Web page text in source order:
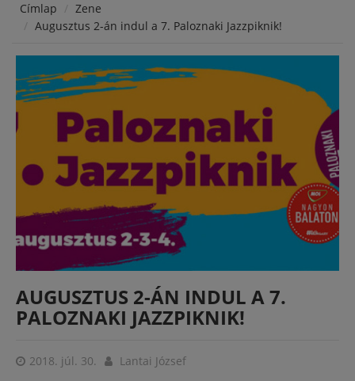
Címlap
Zene
Augusztus 2-án indul a 7. Paloznaki Jazzpiknik!
AUGUSZTUS 2-ÁN INDUL A 7.
PALOZNAKI JAZZPIKNIK!
2018. júl. 30. Lantai József